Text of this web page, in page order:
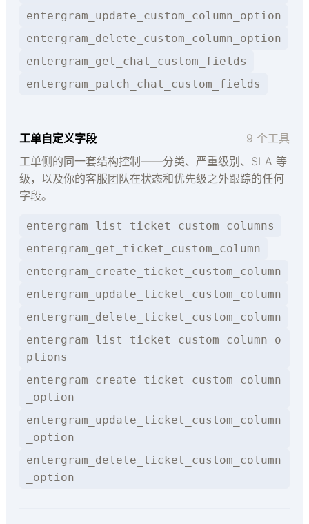
entergram_update_custom_column_option
entergram_delete_custom_column_option
entergram_get_chat_custom_fields
entergram_patch_chat_custom_fields
工单自定义字段
9 个工具
工单侧的同一套结构控制——分类、严重级别、SLA 等
级，以及你的客服团队在状态和优先级之外跟踪的任何
字段。
entergram_list_ticket_custom_columns
entergram_get_ticket_custom_column
entergram_create_ticket_custom_column
entergram_update_ticket_custom_column
entergram_delete_ticket_custom_column
entergram_list_ticket_custom_column_o
ptions
entergram_create_ticket_custom_column
_option
entergram_update_ticket_custom_column
_option
entergram_delete_ticket_custom_column
_option